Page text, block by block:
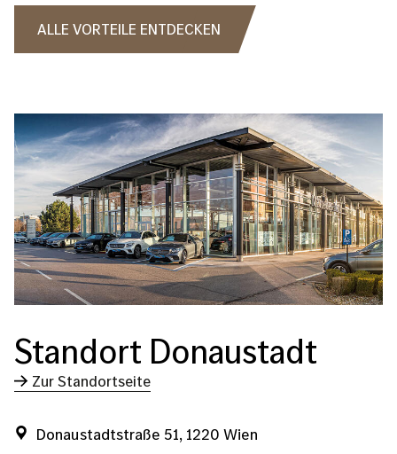
ALLE VORTEILE ENTDECKEN
Standort Donaustadt
Zur Standortseite
Donaustadtstraße 51, 1220 Wien
Bild